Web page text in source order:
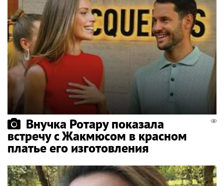
Внучка Ротару показала
встречу с Жакмюсом в красном
платье его изготовления